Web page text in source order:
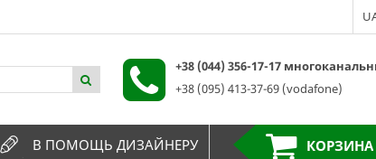
+38 (044) 356-17-17
+38 (095) 413-37-69 (vodafone)
В ПОМОЩЬ ДИЗАЙНЕРУ КОРЗИНА